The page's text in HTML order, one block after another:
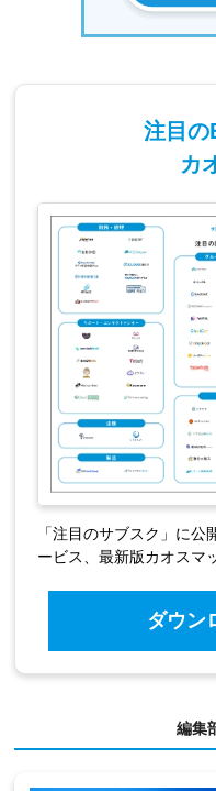
注目の
カ
「注目のサブスク」に
ービス、最新版カオスマ
ダウン
編集